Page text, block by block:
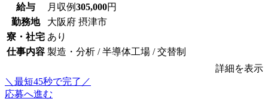
給与 月収例305,000円
勤務地
大阪府 摂津市
寮・社宅 あり
仕事内容 製造・分析 / 半導体工場 / 交替制
詳細を表示
＼最短45秒で完了／
応募へ進む